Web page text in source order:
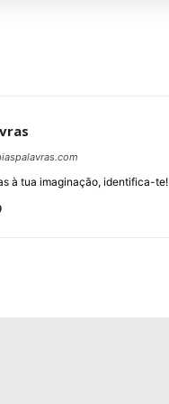
à tua imaginação, identifica-te!